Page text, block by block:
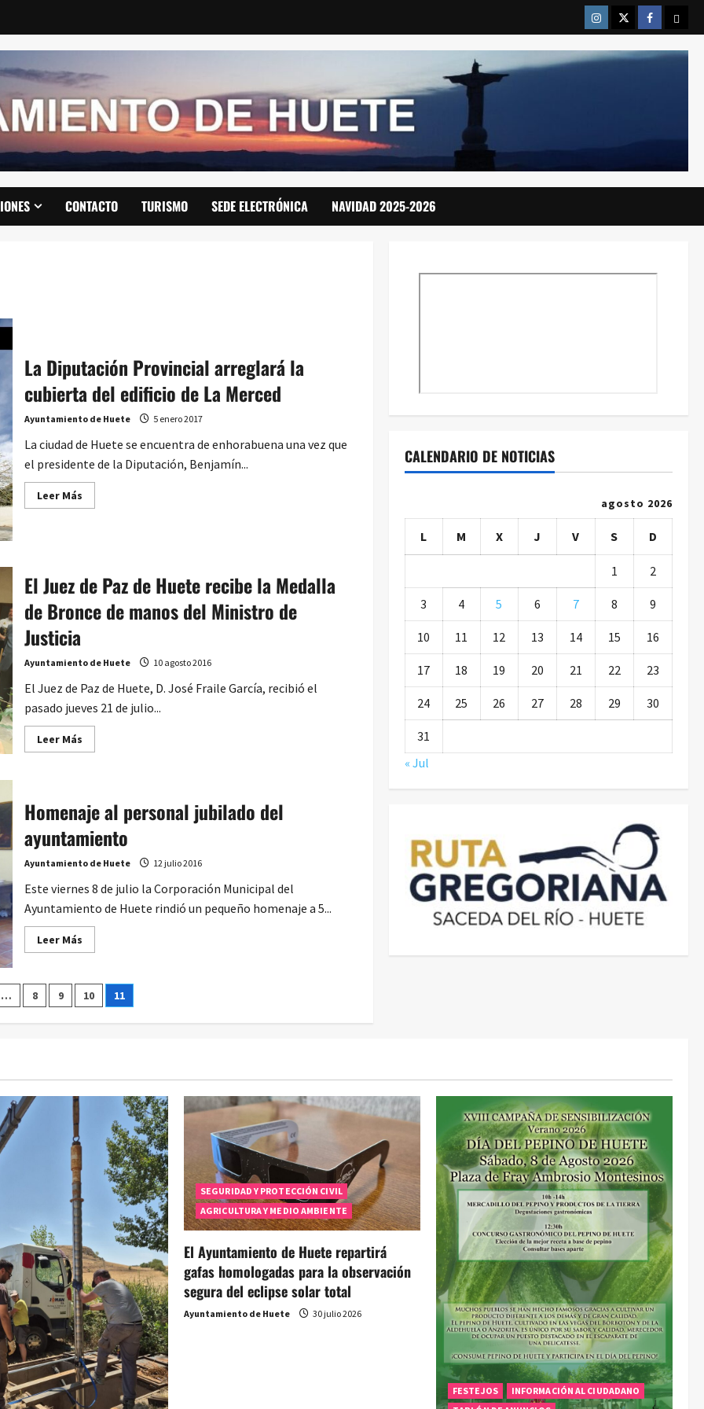
Instragram
TwitterFacebook
CONTACTO TURISMO SEDE ELECTRÓNICA NAVIDAD 2025-2026
La Diputación Provincial arreglará la
cubierta del edificio de La Merced
Ayuntamiento de Huete 5 enero 2017
La ciudad de Huete se encuentra de enhorabuena una vez que
el presidente de la Diputación, Benjamín...
Leer MásLeer
más
la
cubierta
edificio
El Juez de Paz de Huete recibe la Medalla
de Bronce de manos del Ministro de
Justicia
Ayuntamiento de Huete 10 agosto 2016
El Juez de Paz de Huete, D. José Fraile García, recibió el
pasado jueves 21 de julio...
Leer MásLeer
más
de
Paz
de
Huete
recibe
la
Medalla
de
Bronce
de
manos
del
Ministro
de
Homenaje al personal jubilado del
ayuntamiento
Ayuntamiento de Huete 12 julio 2016
Este viernes 8 de julio la Corporación Municipal del
Ayuntamiento de Huete rindió un pequeño homenaje a 5...
Leer MásLeer
más
Homenaje
al
personal
del
… 8 9 10 11
CALENDARIO DE NOTICIAS
agosto 2026
L M X J V S D
1 2
3 4 5 6 7 8 9
10 11 12 13 14 15 16
17 18 19 20 21 22 23
24 25 26 27 28 29 30
31
« Jul
SEGURIDAD Y PROTECCIÓN CIVIL
AGRICULTURA Y MEDIO AMBIENTE
El Ayuntamiento de Huete repartirá
gafas homologadas para la observación
segura del eclipse solar total
Ayuntamiento de Huete 30 julio 2026
FESTEJOS
INFORMACIÓN AL CIUDADANO